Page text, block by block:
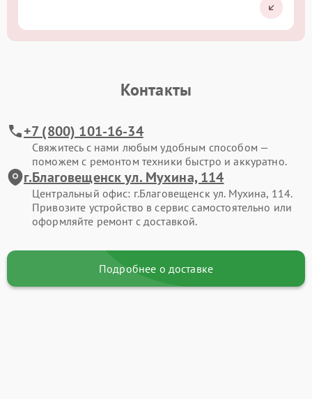
Контакты
+7 (800) 101-16-34
Свяжитесь с нами любым удобным способом —
поможем с ремонтом техники быстро и аккуратно.
г.Благовещенск ул. Мухина, 114
Центральный офис: г.Благовещенск ул. Мухина, 114.
Привозите устройство в сервис самостоятельно или
оформляйте ремонт с доставкой.
Подробнее о доставке